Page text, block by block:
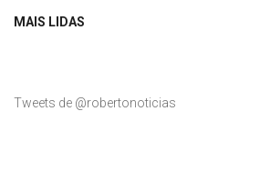
MAIS LIDAS
Tweets de @robertonoticias